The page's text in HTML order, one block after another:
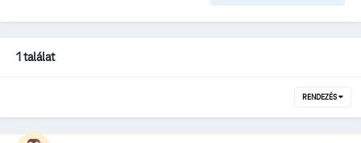
1 találat
RENDEZÉS